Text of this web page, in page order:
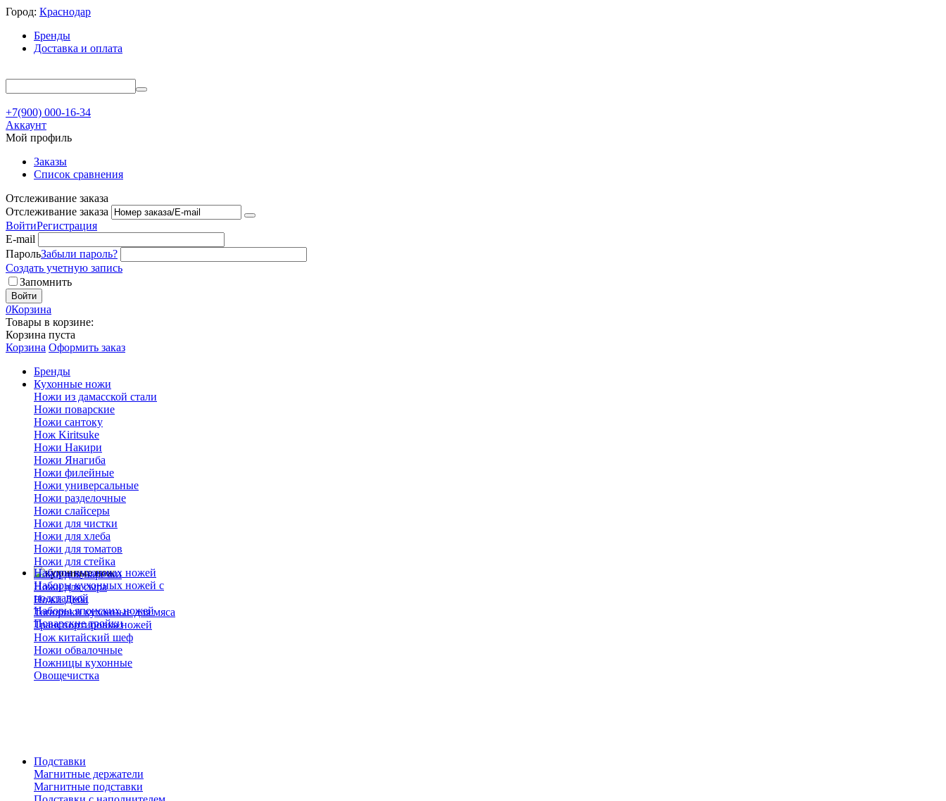
Город: Краснодар
Бренды
Доставка и оплата
+7(900) 000-16-34
Аккаунт
Мой профиль
Заказы
Список сравнения
Отслеживание заказа
Отслеживание заказа
ВойтиРегистрация
E-mail
ПарольЗабыли пароль?
Создать учетную запись
Запомнить
Войти
0Корзина
Товары в корзине:
Корзина пуста
Корзина Оформить заказ
Бренды
Кухонные ножи
Ножи из дамасской стали
Ножи поварские
Ножи сантоку
Нож Kiritsuke
Ножи Накири
Ножи Янагиба
Ножи филейные
Ножи универсальные
Ножи разделочные
Ножи слайсеры
Ножи для чистки
Ножи для хлеба
Ножи для томатов
Ножи для стейка
Ножи для нарезки
Ножи для сыра
Ножи Деба
Топорики кухонные для мяса
Транспортировка ножей
Нож китайский шеф
Ножи обвалочные
Ножницы кухонные
Овощечистка
Наборы кухонных ножей
Наборы кухонных ножей с
подставкой
Наборы японских ножей
Поварские тройки
Подставки
Магнитные держатели
Магнитные подставки